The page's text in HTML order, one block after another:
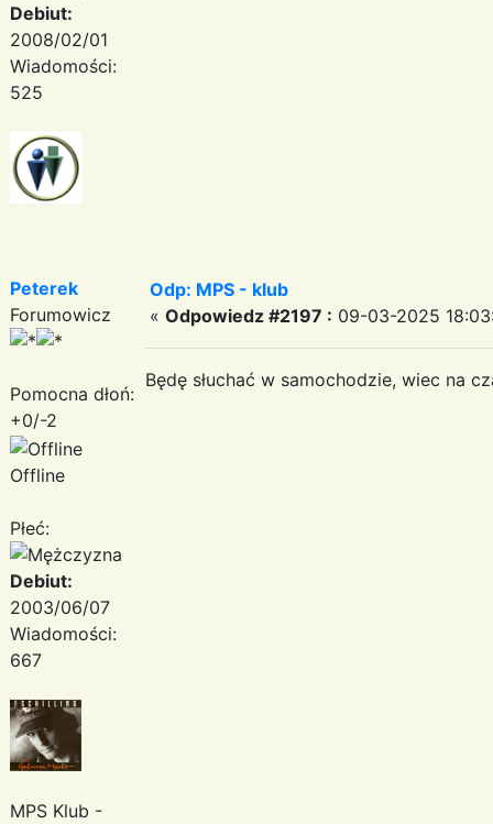
Debiut:
2008/02/01
Wiadomości:
525
Peterek
Forumowicz
Pomocna dłoń:
+0/-2
Offline
Płeć:
Debiut:
2003/06/07
Wiadomości:
667
MPS Klub -
Odp: MPS - klub
« Odpowiedz #2197 : 09-03-2025
Będę słuchać w samochodzie, wiec na